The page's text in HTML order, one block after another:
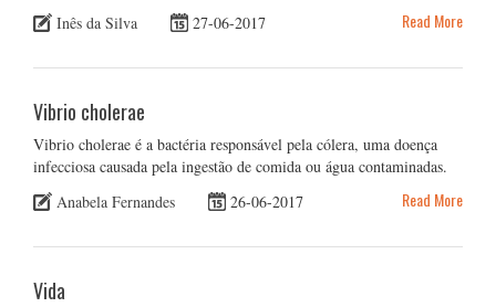
Inês da Silva
27-06-2017 Read More
Vibrio cholerae
Vibrio cholerae é a bactéria responsável pela cólera, uma doença
infecciosa causada pela ingestão de comida ou água contaminadas.
Anabela Fernandes
26-06-2017 Read More
Vida